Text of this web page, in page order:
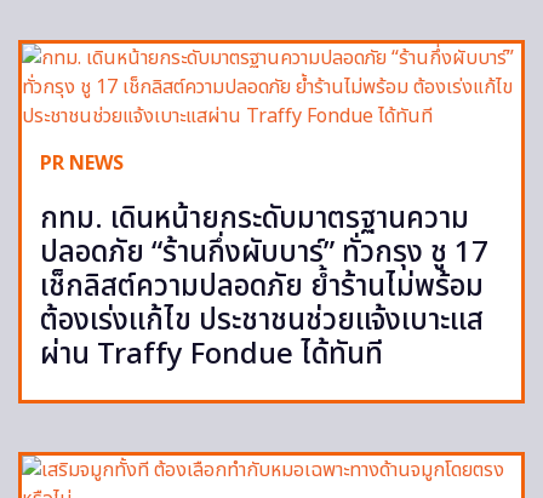
PR NEWS
กทม. เดินหน้ายกระดับมาตรฐานความ
ปลอดภัย “ร้านกึ่งผับบาร์” ทั่วกรุง ชู 17
เช็กลิสต์ความปลอดภัย ย้ำร้านไม่พร้อม
ต้องเร่งแก้ไข ประชาชนช่วยแจ้งเบาะแส
ผ่าน Traffy Fondue ได้ทันที